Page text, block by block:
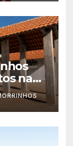
na
ritmo
forma.